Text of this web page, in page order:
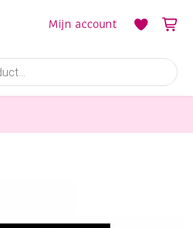
Mijn account